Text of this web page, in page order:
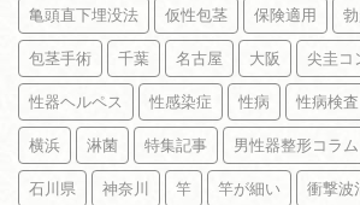
亀頭直下埋没法 仮性包茎 保険適用
包茎手術 千葉 名古屋 大阪 尖圭コ
性器ヘルペス 性感染症 性病 性病検査
横浜 淋菌 特集記事 男性器整形コラム
石川県 神奈川 竿 竿が細い 衝撃波